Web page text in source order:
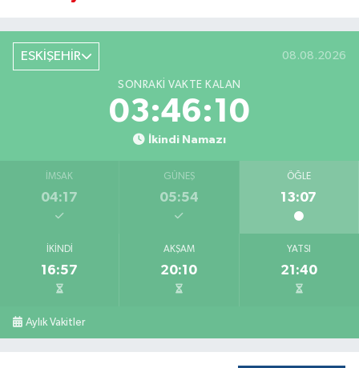
ESKİŞEHİR 08.08.2026
SONRAKI VAKTE KALAN
03:46:10
İkindi Namazı
İMSAK
04:17
GÜNEŞ
05:54
ÖĞLE
13:07
İKINDI
16:57
AKŞAM
20:10
YATSI
21:40
Aylık Vakitler